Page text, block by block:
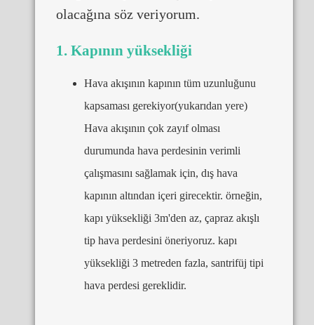
olacağına söz veriyorum.
1. Kapının yüksekliği
Hava akışının kapının tüm uzunluğunu
kapsaması gerekiyor(yukarıdan yere)
Hava akışının çok zayıf olması
durumunda hava perdesinin verimli
çalışmasını sağlamak için, dış hava
kapının altından içeri girecektir. örneğin,
kapı yüksekliği 3m'den az, çapraz akışlı
tip hava perdesini öneriyoruz. kapı
yüksekliği 3 metreden fazla, santrifüj tipi
hava perdesi gereklidir.